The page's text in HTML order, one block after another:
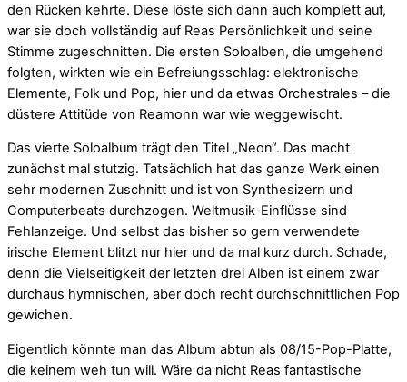
den Rücken kehrte. Diese löste sich dann auch komplett auf,
war sie doch vollständig auf Reas Persönlichkeit und seine
Stimme zugeschnitten. Die ersten Soloalben, die umgehend
folgten, wirkten wie ein Befreiungsschlag: elektronische
Elemente, Folk und Pop, hier und da etwas Orchestrales – die
düstere Attitüde von Reamonn war wie weggewischt.
Das vierte Soloalbum trägt den Titel „Neon“. Das macht
zunächst mal stutzig. Tatsächlich hat das ganze Werk einen
sehr modernen Zuschnitt und ist von Synthesizern und
Computerbeats durchzogen. Weltmusik-Einflüsse sind
Fehlanzeige. Und selbst das bisher so gern verwendete
irische Element blitzt nur hier und da mal kurz durch. Schade,
denn die Vielseitigkeit der letzten drei Alben ist einem zwar
durchaus hymnischen, aber doch recht durchschnittlichen Pop
gewichen.
Eigentlich könnte man das Album abtun als 08/15-Pop-Platte,
die keinem weh tun will. Wäre da nicht Reas fantastische